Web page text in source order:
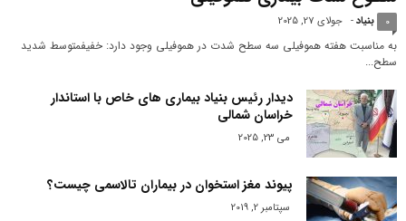
بنیاد- جولای 27, 2025 0
به مناسبت هفته هموفیلی سه سطح شدت در هموفیلی وجود دارد: خفیفمتوسط شدید
سطح...
دیدار رئیس بنیاد بیماری های خاص با استاندار
خراسان شمالی
می 23, 2025
پیوند مغز استخوان در بیماران تالاسمی چیست؟
سپتامبر 2, 2019